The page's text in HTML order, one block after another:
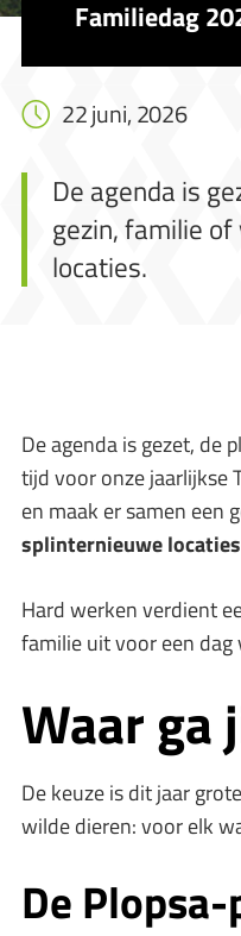
Familiedag
22 juni, 2026
De agenda is
gezin, familie
locaties.
De agenda is gezet, de
tijd voor onze jaarlijkse
en maak er samen een
splinternieuwe locaties
Hard werken verdient
familie uit voor een
Waar ga
De keuze is dit jaar
wilde dieren: voor elk
De